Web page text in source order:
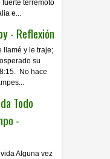
terremoto
e...
- Reflexión
llamé y le traje;
su
No hace
Todo
-
Alguna vez